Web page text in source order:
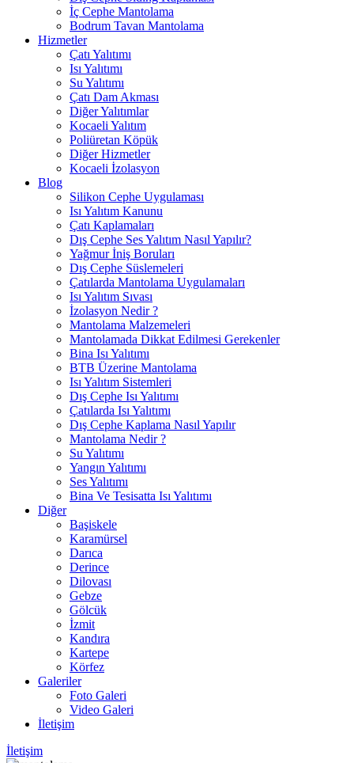
İç Cephe Mantolama
Bodrum Tavan Mantolama
Hizmetler
Çatı Yalıtımı
Isı Yalıtımı
Su Yalıtımı
Çatı Dam Akması
Diğer Yalıtımlar
Kocaeli Yalıtım
Poliüretan Köpük
Diğer Hizmetler
Kocaeli İzolasyon
Blog
Silikon Cephe Uygulaması
Isı Yalıtım Kanunu
Çatı Kaplamaları
Dış Cephe Ses Yalıtım Nasıl Yapılır?
Yağmur İniş Boruları
Dış Cephe Süslemeleri
Çatılarda Mantolama Uygulamaları
Isı Yalıtım Sıvası
İzolasyon Nedir ?
Mantolama Malzemeleri
Mantolamada Dikkat Edilmesi Gerekenler
Bina Isı Yalıtımı
BTB Üzerine Mantolama
Isı Yalıtım Sistemleri
Dış Cephe Isı Yalıtımı
Çatılarda Isı Yalıtımı
Dış Cephe Kaplama Nasıl Yapılır
Mantolama Nedir ?
Su Yalıtımı
Yangın Yalıtımı
Ses Yalıtımı
Bina Ve Tesisatta Isı Yalıtımı
Diğer
Başiskele
Karamürsel
Darıca
Derince
Dilovası
Gebze
Gölcük
İzmit
Kandıra
Kartepe
Körfez
Galeriler
Foto Galeri
Video Galeri
İletişim
İletişim